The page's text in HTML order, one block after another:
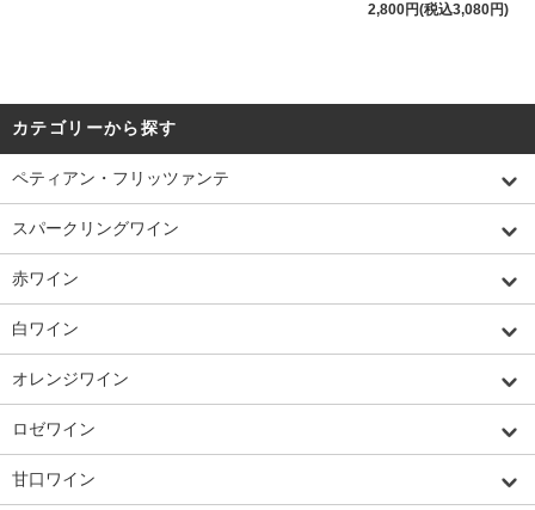
2,800円(税込3,080円)
カテゴリーから探す
ペティアン・フリッツァンテ
スパークリングワイン
赤ワイン
白ワイン
オレンジワイン
ロゼワイン
甘口ワイン